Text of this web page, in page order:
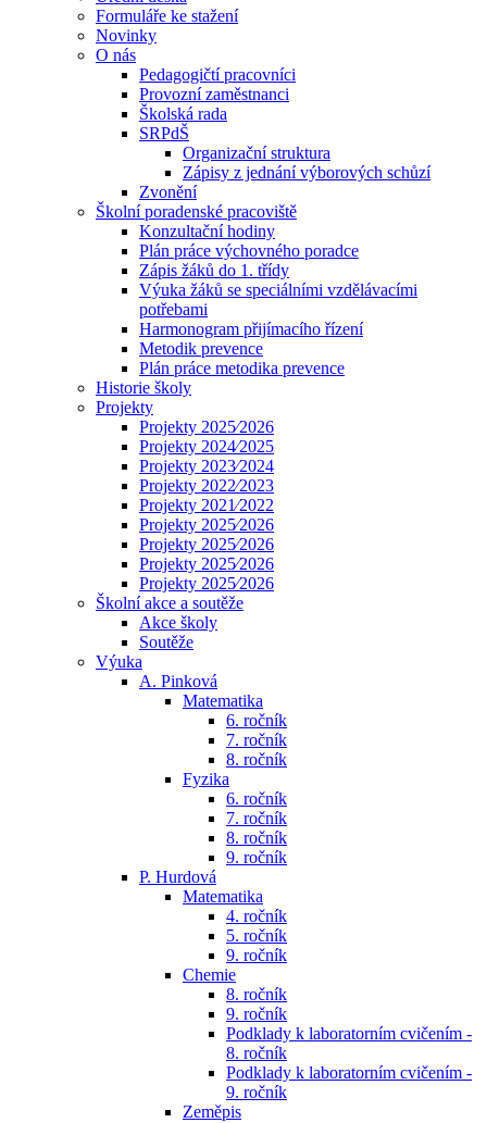
Formuláře ke stažení
Novinky
O nás
Pedagogičtí pracovníci
Provozní zaměstnanci
Školská rada
SRPdŠ
Organizační struktura
Zápisy z jednání výborových schůzí
Zvonění
Školní poradenské pracoviště
Konzultační hodiny
Plán práce výchovného poradce
Zápis žáků do 1. třídy
Výuka žáků se speciálními vzdělávacími
potřebami
Harmonogram přijímacího řízení
Metodik prevence
Plán práce metodika prevence
Historie školy
Projekty
Projekty 2025⁄2026
Projekty 2024⁄2025
Projekty 2023⁄2024
Projekty 2022⁄2023
Projekty 2021⁄2022
Projekty 2025⁄2026
Projekty 2025⁄2026
Projekty 2025⁄2026
Projekty 2025⁄2026
Školní akce a soutěže
Akce školy
Soutěže
Výuka
A. Pinková
Matematika
6. ročník
7. ročník
8. ročník
Fyzika
6. ročník
7. ročník
8. ročník
9. ročník
P. Hurdová
Matematika
4. ročník
5. ročník
9. ročník
Chemie
8. ročník
9. ročník
Podklady k laboratorním cvičením -
8. ročník
Podklady k laboratorním cvičením -
9. ročník
Zeměpis